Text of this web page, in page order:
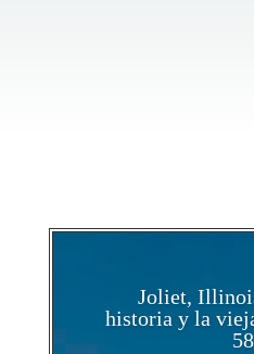
Joliet,
historia y la
58